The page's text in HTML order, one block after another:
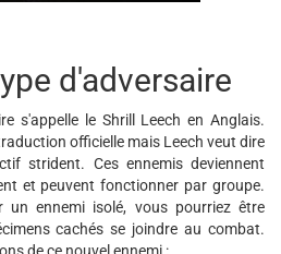
d'adversaire
s'appelle le Shrill Leech en Anglais.
officielle mais Leech veut dire
strident. Ces ennemis deviennent
et peuvent fonctionner par groupe.
ennemi isolé, vous pourriez être
cachés se joindre au combat.